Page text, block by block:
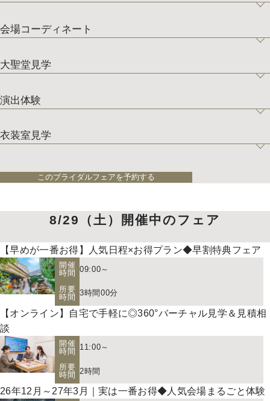
会場コーディネート
大聖堂見学
演出体験
衣装室見学
このブライダルフェアを予約する
8/29（土）開催中のフェア
【早めが一番お得】人気日程×お得プラン◆早割特典フェア
開催
時間
09:00～
所要
時間
3時間00分
【オンライン】自宅で手軽に◎360°バーチャル見学＆見積相
談
開催
時間
11:00～
所要
時間
2時間
26年12月～27年3月｜実は一番お得◆人気会場まるごと体験